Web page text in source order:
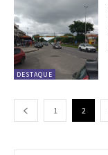
DESTAQUE
1 2